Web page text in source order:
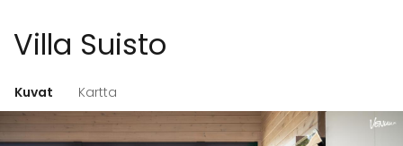
Ilmoita kohteesi
Villa Suisto
Kuvat Kartta